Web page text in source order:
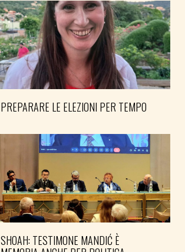
PREPARARE LE ELEZIONI PER TEMPO
SHOAH: TESTIMONE MANDIĆ È